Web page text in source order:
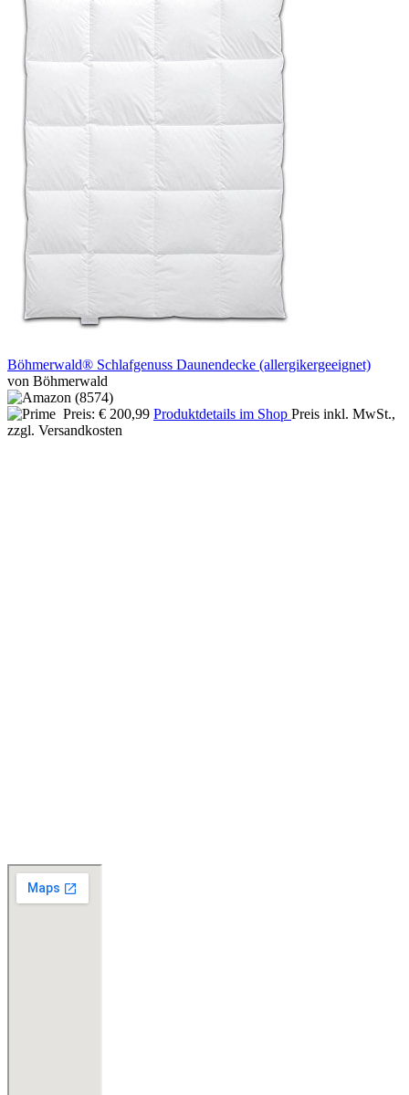
Böhmerwald® Schlafgenuss Daunendecke (allergikergeeignet)
von Böhmerwald
Preis: € 200,99 Produktdetails im Shop Preis inkl. MwSt.,
zzgl. Versandkosten